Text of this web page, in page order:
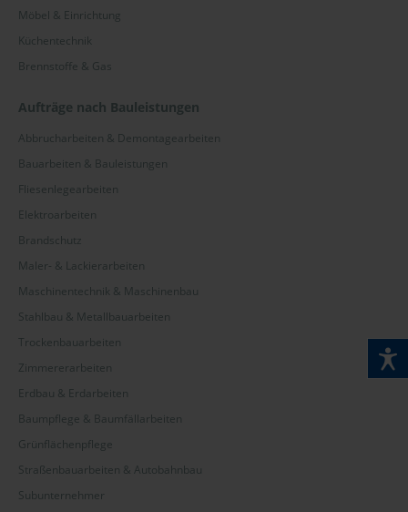
Möbel & Einrichtung
Küchentechnik
Brennstoffe & Gas
Aufträge nach Bauleistungen
Abbrucharbeiten & Demontagearbeiten
Bauarbeiten & Bauleistungen
Fliesenlegearbeiten
Elektroarbeiten
Brandschutz
Maler- & Lackierarbeiten
Maschinentechnik & Maschinenbau
Stahlbau & Metallbauarbeiten
Trockenbauarbeiten
Zimmererarbeiten
Erdbau & Erdarbeiten
Baumpflege & Baumfällarbeiten
Grünflächenpflege
Straßenbauarbeiten & Autobahnbau
Subunternehmer